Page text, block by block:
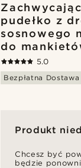
pudełko z
sosnowego
do
5.0
Bezpłatna Dostawa
Produkt
Chcesz być
będzie